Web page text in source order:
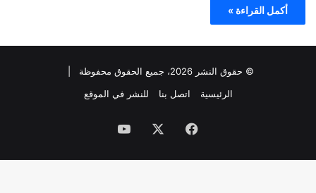
أكمل القراءة »
© حقوق النشر 2026، جميع الحقوق محفوظة |
الرئيسية
اتصل بنا للنشر في الموقع
فيسبوك